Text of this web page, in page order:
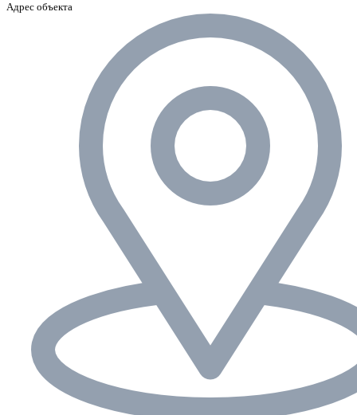
Адрес объекта